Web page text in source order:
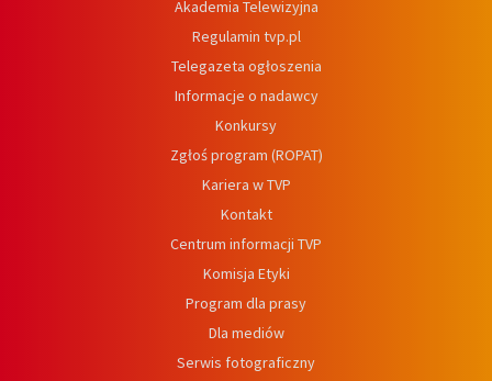
Akademia Telewizyjna
Regulamin tvp.pl
Telegazeta ogłoszenia
Informacje o nadawcy
Konkursy
Zgłoś program (ROPAT)
Kariera w TVP
Kontakt
Centrum informacji TVP
Komisja Etyki
Program dla prasy
Dla mediów
Serwis fotograficzny